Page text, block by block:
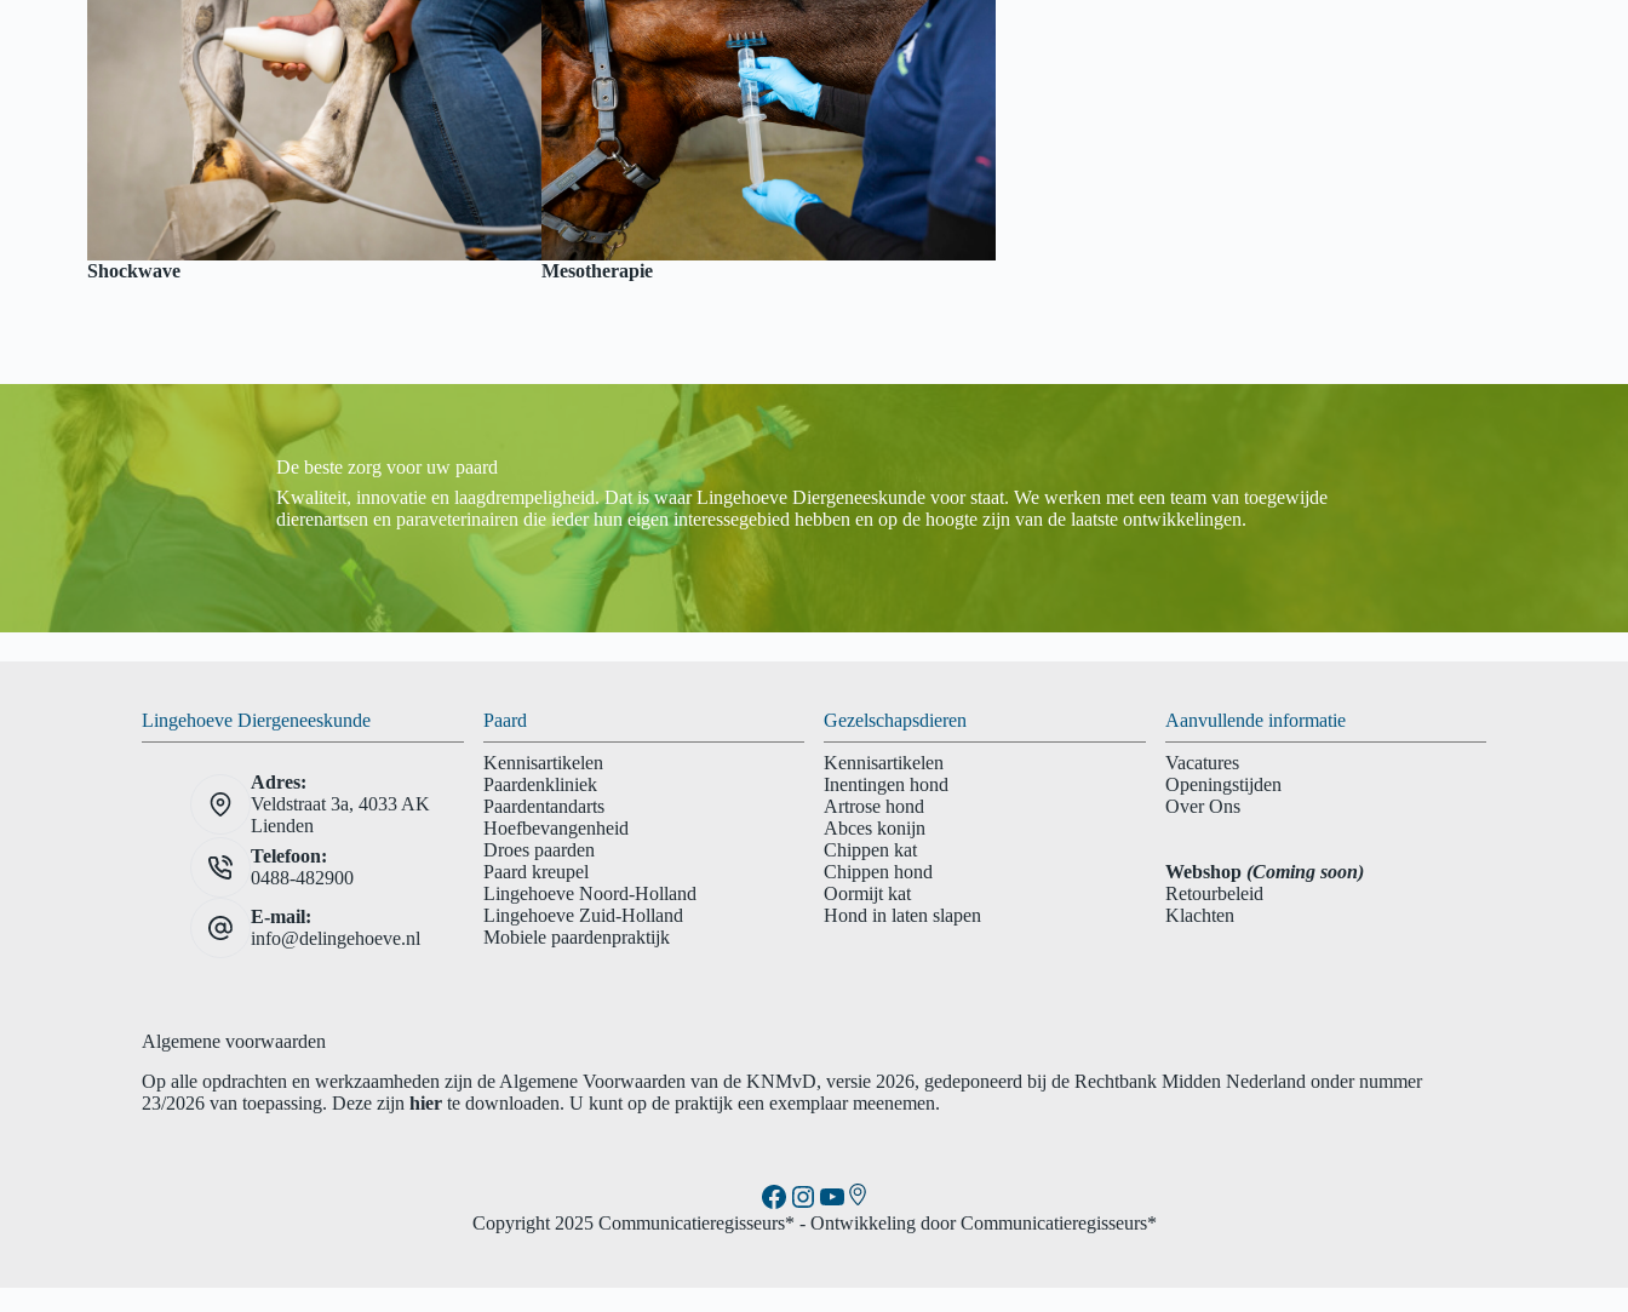
Shockwave Mesotherapie
De beste zorg voor uw paard
Kwaliteit, innovatie en laagdrempeligheid. Dat is waar Lingehoeve Diergeneeskunde voor staat. We werken met een team van toegewijde
dierenartsen en paraveterinairen die ieder hun eigen interessegebied hebben en op de hoogte zijn van de laatste ontwikkelingen.
Lingehoeve Diergeneeskunde
Adres:
Veldstraat 3a, 4033 AK
Lienden
Telefoon:
0488-482900
E-mail:
info@delingehoeve.nl
Paard
Kennisartikelen
Paardenkliniek
Paardentandarts
Hoefbevangenheid
Droes paarden
Paard kreupel
Lingehoeve Noord-Holland
Lingehoeve Zuid-Holland
Mobiele paardenpraktijk
Gezelschapsdieren
Kennisartikelen
Inentingen hond
Artrose hond
Abces konijn
Chippen kat
Chippen hond
Oormijt kat
Hond in laten slapen
Aanvullende informatie
Vacatures
Openingstijden
Over Ons
Webshop (Coming soon)
Retourbeleid
Klachten
Algemene voorwaarden
Op alle opdrachten en werkzaamheden zijn de Algemene Voorwaarden van de KNMvD, versie 2026, gedeponeerd bij de Rechtbank Midden Nederland onder nummer
23/2026 van toepassing. Deze zijn hier te downloaden. U kunt op de praktijk een exemplaar meenemen.
Facebook
Instagram
YouTube
Link
Copyright 2025 Communicatieregisseurs* - Ontwikkeling door Communicatieregisseurs*